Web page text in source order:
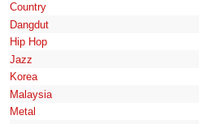
Country
Dangdut
Hip Hop
Jazz
Korea
Malaysia
Metal